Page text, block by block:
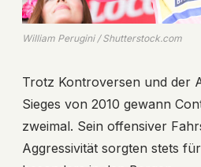
William Perugini / Shutterstock.com
Trotz Kontroversen und der
Sieges von 2010 gewann
zweimal. Sein offensiver
Aggressivität sorgten stets